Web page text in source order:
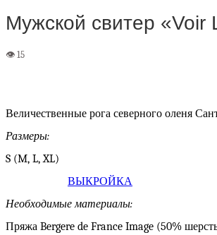
Мужской свитер «Voir
Величественные рога северного оленя
Размеры:
S (M, L, XL)
ВЫКРОЙКА
Необходимые материалы:
Пряжа Bergere de France Image (50%